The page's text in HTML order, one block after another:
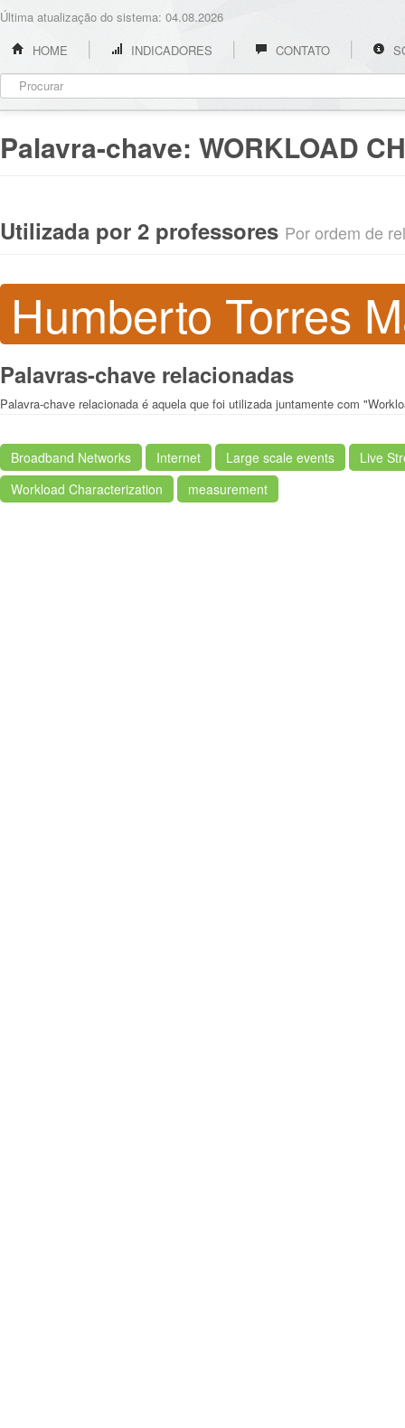
Última atualização do sistema: 04.08.2026
HOME
INDICADORES CONTATO
Palavra-chave: WORKLOAD
Utilizada por 2 professores Por ordem de
Humberto Torres
Palavras-chave relacionadas
Palavra-chave relacionada é aquela que foi utilizada juntamente com
Broadband Networks Internet Large scale events
Live
Workload Characterization
measurement